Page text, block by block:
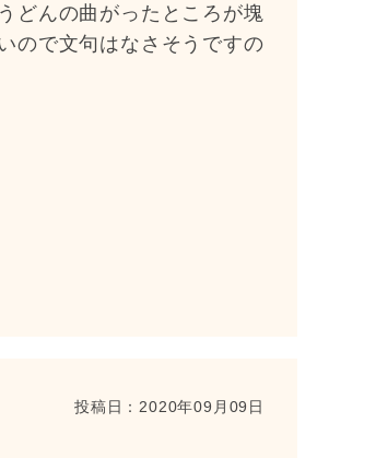
どんの曲がったところが塊
ので文句はなさそうですの
投稿日： 2020年09月09日